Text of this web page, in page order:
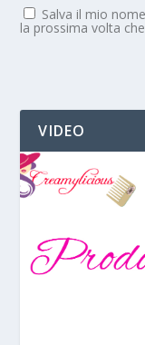
Salva il mio
la prossima volta
VIDEO